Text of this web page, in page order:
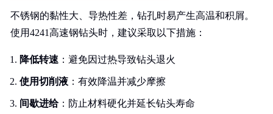
不锈钢的黏性大、导热性差，钻孔时易产生高温和积屑。
使用4241高速钢钻头时，建议采取以下措施：
降低转速 ：避免因过热导致钻头退火
使用切削液 ：有效降温并减少摩擦
间歇进给：防止材料硬化并延长钻头寿命